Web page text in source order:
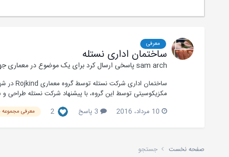
معرفی
ساختمان اداری نستله
sam archپاسخی ارسال کرد برای یک موضوع درمعماری
مکزیکوسیتی توسط این گروه، با پیشنهاد شرکت نستله
10 مرداد، 2016
3 پاسخ 2 معرفی مجموعه
صفحه نخست جستجو